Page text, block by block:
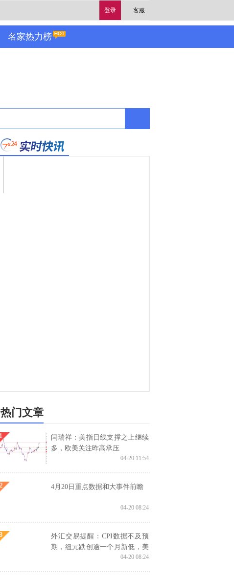
登录 客服
名家热力榜
热门文章
闫瑞祥：美指日线支撑之上继续
多，欧美关注昨高承压
04-20 11:54
4月20日重点数据和大事件前瞻
04-20 08:24
外汇交易提醒：CPI数据不及预
期，纽元跌创逾一个月新低，美
04-20 08:24